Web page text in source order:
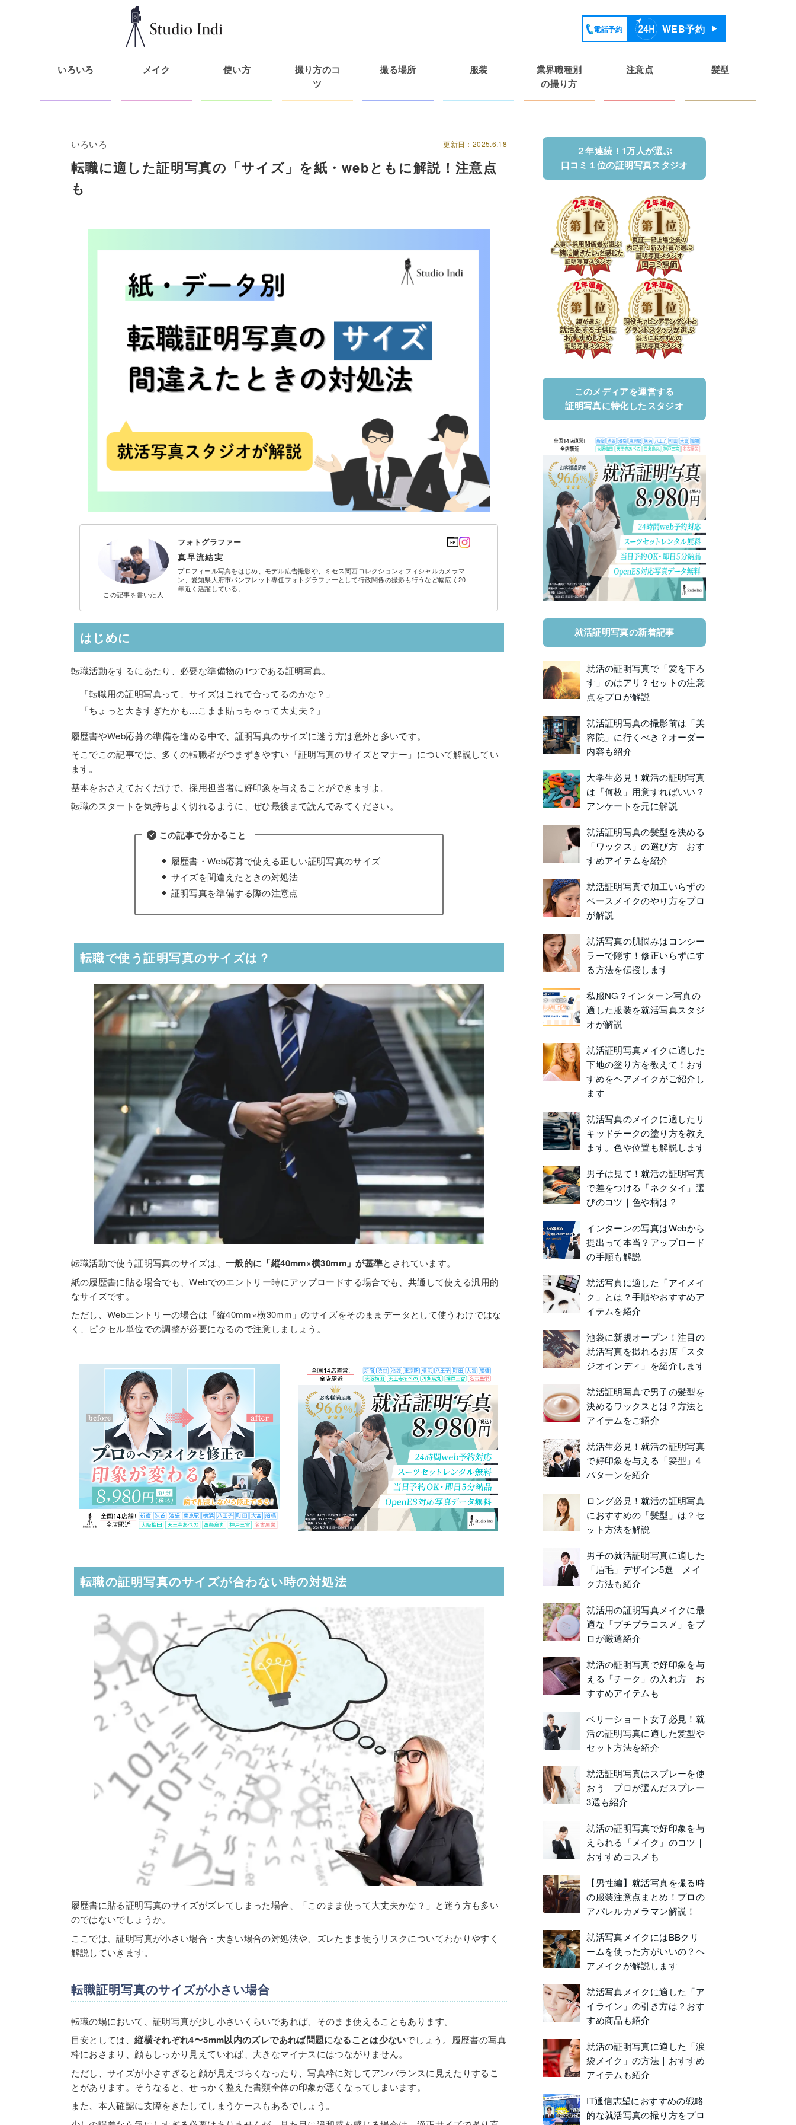
電話予約 WEB予約
いろいろ メイク 使い方
撮り方のコ
ツ
撮る場所 服装
業界職種別
の撮り方
注意点 髪型
いろいろ 更新日：2025.6.18
転職に適した証明写真の「サイズ」を紙・webともに解説！注意点
も
この記事を書いた人
フォトグラファー
真早流結実
プロフィール写真をはじめ、モデル広告撮影や、ミセス関西コレクションオフィシャルカメラマ
ン、愛知県大府市パンフレット専任フォトグラファーとして行政関係の撮影も行うなど幅広く20
年近く活躍している。
はじめに
転職活動をするにあたり、必要な準備物の1つである証明写真。
「転職用の証明写真って、サイズはこれで合ってるのかな？」
「ちょっと大きすぎたかも…こまま貼っちゃって大丈夫？」
履歴書やWeb応募の準備を進める中で、証明写真のサイズに迷う方は意外と多いです。
そこでこの記事では、多くの転職者がつまずきやすい「証明写真のサイズとマナー」について解説してい
ます。
基本をおさえておくだけで、採用担当者に好印象を与えることができますよ。
転職のスタートを気持ちよく切れるように、ぜひ最後まで読んでみてください。
この記事で分かること
履歴書・Web応募で使える正しい証明写真のサイズ
サイズを間違えたときの対処法
証明写真を準備する際の注意点
転職で使う証明写真のサイズは？
転職活動で使う証明写真のサイズは、 一般的に「縦40mm×横30mm」が基準とされています。
紙の履歴書に貼る場合でも、Webでのエントリー時にアップロードする場合でも、共通して使える汎用的
なサイズです。
ただし、Webエントリーの場合は「縦40mm×横30mm」のサイズをそのままデータとして使うわけではな
く、ピクセル単位での調整が必要になるので注意しましょう。
転職の証明写真のサイズが合わない時の対処法
履歴書に貼る証明写真のサイズがズレてしまった場合、「このまま使って大丈夫かな？」と迷う方も多い
のではないでしょうか。
ここでは、証明写真が小さい場合・大きい場合の対処法や、ズレたまま使うリスクについてわかりやすく
解説していきます。
転職証明写真のサイズが小さい場合
転職の場において、証明写真が少し小さいくらいであれば、そのまま使えることもあります。
目安としては、縦横それぞれ4〜5mm以内のズレであれば問題になることは少ないでしょう。履歴書の写真
枠におさまり、顔もしっかり見えていれば、大きなマイナスにはつながりません。
ただし、サイズが小さすぎると顔が見えづらくなったり、写真枠に対してアンバランスに見えたりするこ
とがあります。そうなると、せっかく整えた書類全体の印象が悪くなってしまいます。
また、本人確認に支障をきたしてしまうケースもあるでしょう。
２年連続！1万人が選ぶ
口コミ１位の証明写真スタジオ
このメディアを運営する
証明写真に特化したスタジオ
就活証明写真の新着記事
就活の証明写真で「髪を下ろ
す」のはアリ？セットの注意
点をプロが解説
就活証明写真の撮影前は「美
容院」に行くべき？オーダー
内容も紹介
大学生必見！就活の証明写真
は「何枚」用意すればいい？
アンケートを元に解説
就活証明写真の髪型を決める
「ワックス」の選び方｜おす
すめアイテムを紹介
就活証明写真で加工いらずの
ベースメイクのやり方をプロ
が解説
就活写真の肌悩みはコンシー
ラーで隠す！修正いらずにす
る方法を伝授します
私服NG？インターン写真の
適した服装を就活写真スタジ
オが解説
就活証明写真メイクに適した
下地の塗り方を教えて！おす
すめをヘアメイクがご紹介し
ます
就活写真のメイクに適したリ
キッドチークの塗り方を教え
ます。色や位置も解説します
男子は見て！就活の証明写真
で差をつける「ネクタイ」選
びのコツ｜色や柄は？
インターンの写真はWebから
提出って本当？アップロード
の手順も解説
就活写真に適した「アイメイ
ク」とは？手順やおすすめア
イテムを紹介
池袋に新規オープン！注目の
就活写真を撮れるお店「スタ
ジオインディ」を紹介します
就活証明写真で男子の髪型を
決めるワックスとは？方法と
アイテムをご紹介
就活生必見！就活の証明写真
で好印象を与える「髪型」4
パターンを紹介
ロング必見！就活の証明写真
におすすめの「髪型」は？セ
ット方法を解説
男子の就活証明写真に適した
「眉毛」デザイン5選｜メイ
ク方法も紹介
就活用の証明写真メイクに最
適な「プチプラコスメ」をプ
ロが厳選紹介
就活の証明写真で好印象を与
える「チーク」の入れ方｜お
すすめアイテムも
ベリーショート女子必見！就
活の証明写真に適した髪型や
セット方法を紹介
就活証明写真はスプレーを使
おう｜プロが選んだスプレー
3選も紹介
就活の証明写真で好印象を与
えられる「メイク」のコツ｜
おすすめコスメも
【男性編】就活写真を撮る時
の服装注意点まとめ！プロの
アパレルカメラマン解説！
就活写真メイクにはBBクリ
ームを使った方がいいの？ヘ
アメイクが解説します
就活写真メイクに適した「ア
イライン」の引き方は？おす
すめ商品も紹介
就活の証明写真に適した「涙
袋メイク」の方法｜おすすめ
アイテムも紹介
IT通信志望におすすめの戦略
的な就活写真の撮り方をプロ